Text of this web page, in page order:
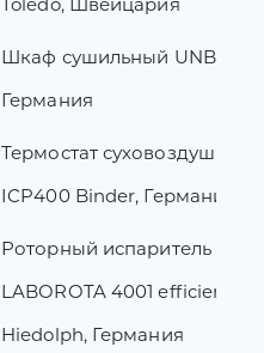
Шкаф сушильный UNB
Германия
Термостат суховоздушный
ICP400 Binder, Германия
Роторный испаритель
LABOROTA 4001 efficient/
Hiedolph, Германия